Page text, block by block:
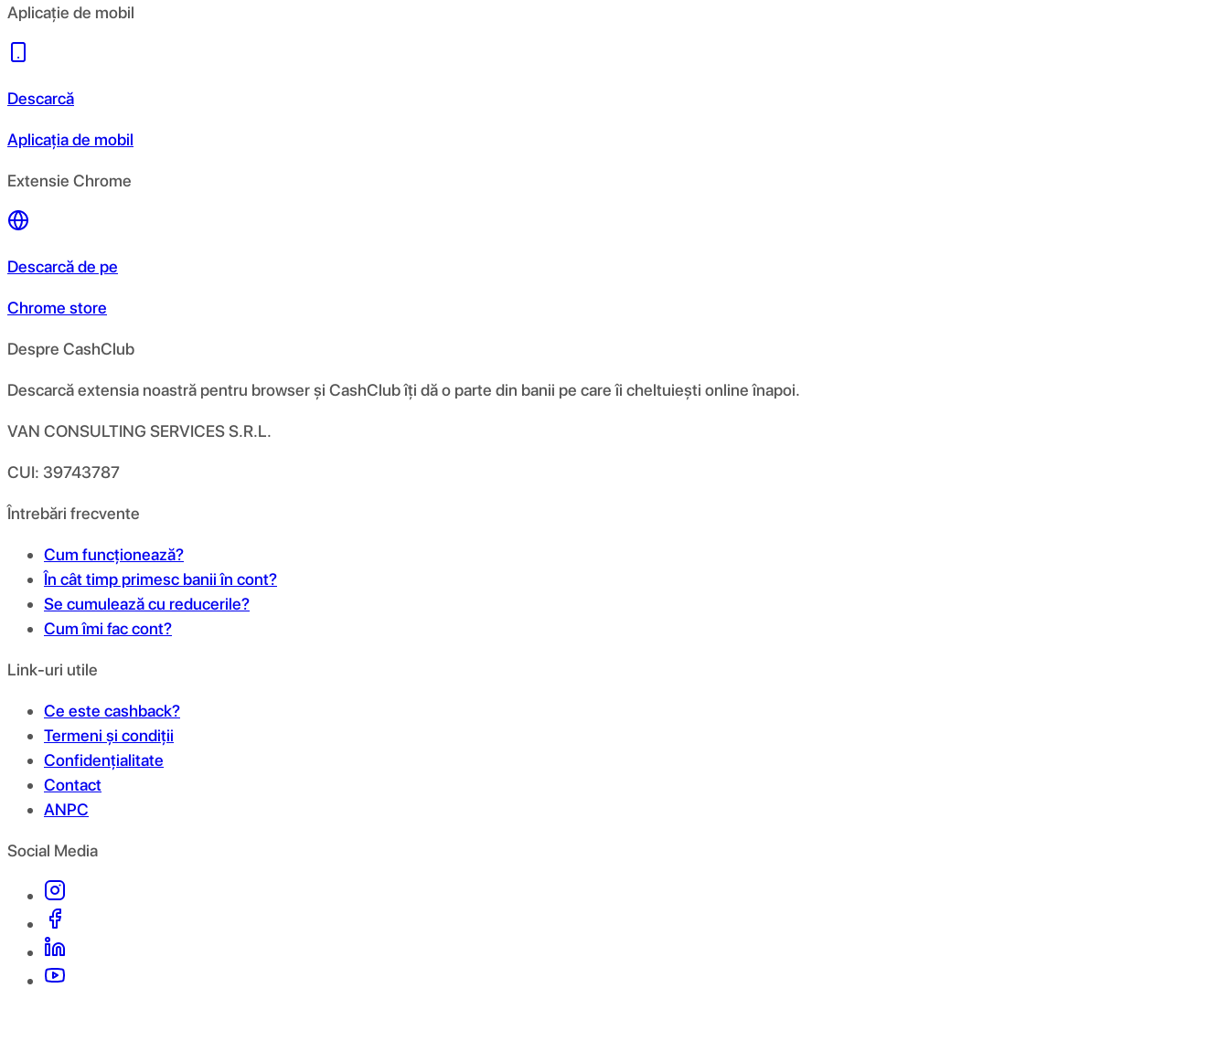
Aplicație de mobil
Descarcă
Aplicația de mobil
Extensie Chrome
Descarcă de pe
Chrome store
Despre CashClub
Descarcă extensia noastră pentru browser și CashClub îți dă o parte din banii pe care îi cheltuiești online înapoi.
VAN CONSULTING SERVICES S.R.L.
CUI: 39743787
Întrebări frecvente
Cum funcționează?
În cât timp primesc banii în cont?
Se cumulează cu reducerile?
Cum îmi fac cont?
Link-uri utile
Ce este cashback?
Termeni și condiții
Confidențialitate
Contact
ANPC
Social Media